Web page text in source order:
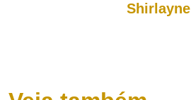
Shirlayne